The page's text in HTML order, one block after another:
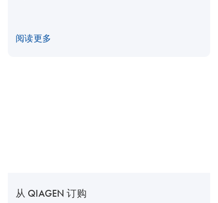
阅读更多
从 QIAGEN 订购